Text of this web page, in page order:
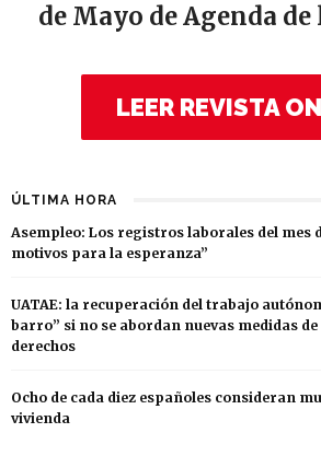
de Mayo de Agenda de
LEER REVISTA
ÚLTIMA HORA
Asempleo: Los registros laborales del mes
motivos para la esperanza”
UATAE: la recuperación del trabajo
barro” si no se abordan nuevas medidas
derechos
Ocho de cada diez españoles consideran
vivienda